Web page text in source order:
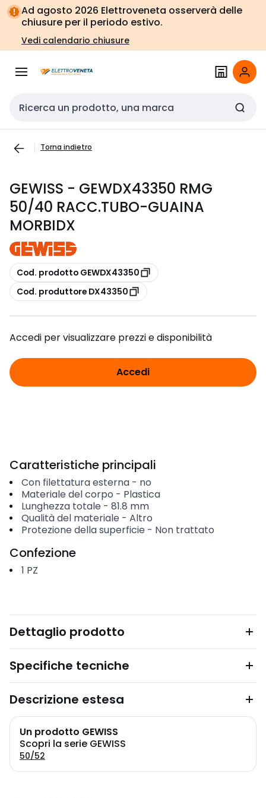
Vai alla
navigazione
Vai
alla
pagina
Ad agosto 2026 Elettroveneta osserverà delle
chiusure per il periodo estivo.
Vedi calendario chiusure
Cerca input
Torna indietro
GEWISS - GEWDX43350 RMG
50/40 RACC.TUBO-GUAINA
MORBIDX
copia
Cod. prodotto GEWDX43350
copia
Cod. produttore DX43350
Accedi per visualizzare prezzi e disponibilità
Accedi
Caratteristiche principali
Con filettatura esterna- no
Materiale del corpo - Plastica
Lunghezza totale - 81.8 mm
Qualità del materiale - Altro
Protezione della superficie - Non trattato
Confezione
1 PZ
Dettaglio prodotto
Specifiche tecniche
Descrizione estesa
Un prodotto GEWISS
Scopri la serie GEWISS
50/52